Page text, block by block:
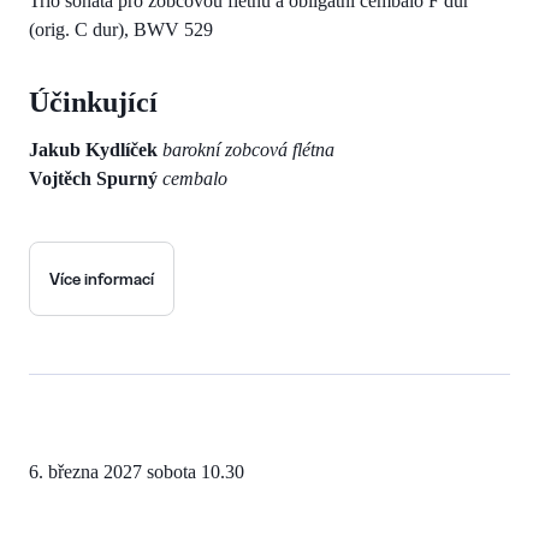
(orig. C dur), BWV 529
Účinkující
Jakub Kydlíček barokní zobcová flétna
Vojtěch Spurný cembalo
Více informací
6. března 2027 sobota 10.30